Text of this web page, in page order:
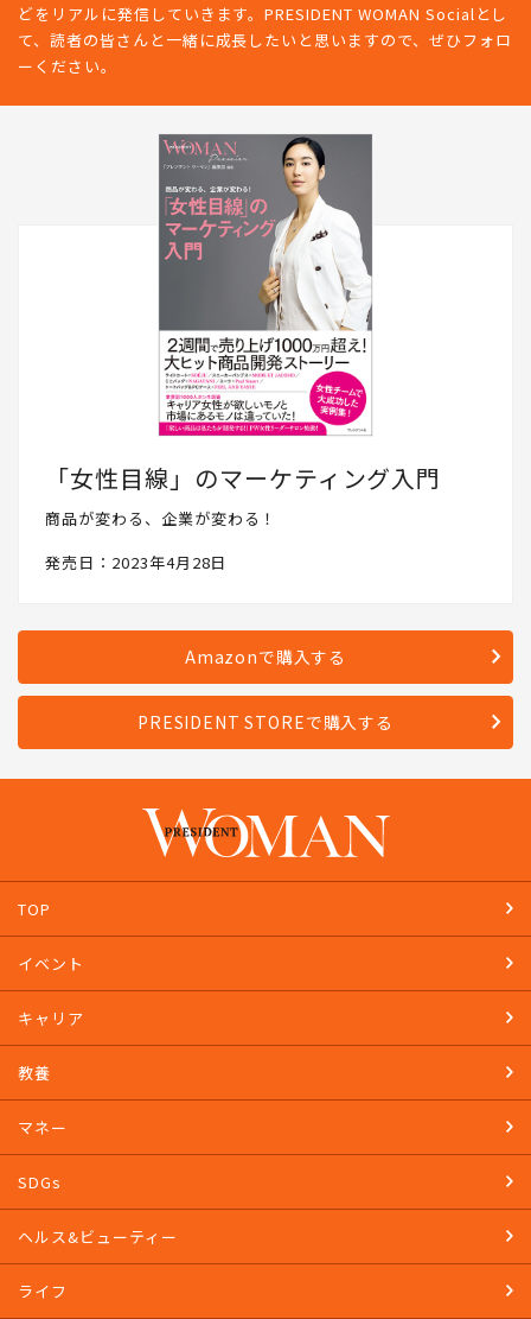
どをリアルに発信していきます。PRESIDENT WOMAN Socialとし
て、読者の皆さんと一緒に成長したいと思いますので、ぜひフォロ
ーください。
「女性目線」のマーケティング入門
商品が変わる、企業が変わる！
発売日：2023年4月28日
Amazonで購入する
PRESIDENT STOREで購入する
TOP
イベント
キャリア
教養
マネー
SDGs
ヘルス&ビューティー
ライフ